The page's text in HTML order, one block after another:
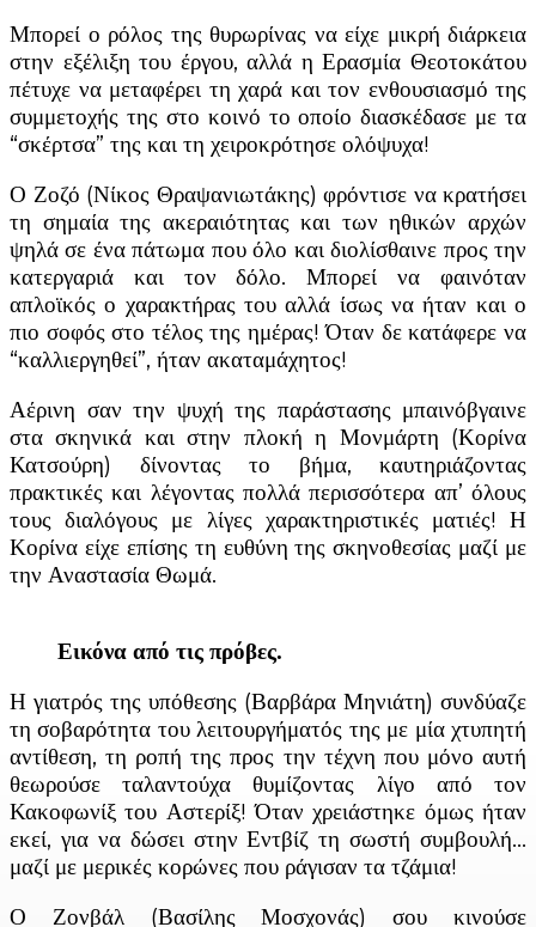
Μπορεί ο ρόλος της θυρωρίνας να είχε μικρή διάρκεια
στην εξέλιξη του έργου, αλλά η Ερασμία Θεοτοκάτου
πέτυχε να μεταφέρει τη χαρά και τον ενθουσιασμό της
συμμετοχής της στο κοινό το οποίο διασκέδασε με τα
“σκέρτσα” της και τη χειροκρότησε ολόψυχα!
Ο Ζοζό (Νίκος Θραψανιωτάκης) φρόντισε να κρατήσει
τη σημαία της ακεραιότητας και των ηθικών αρχών
ψηλά σε ένα πάτωμα που όλο και διολίσθαινε προς την
κατεργαριά και τον δόλο. Μπορεί να φαινόταν
απλοϊκός ο χαρακτήρας του αλλά ίσως να ήταν και ο
πιο σοφός στο τέλος της ημέρας! Όταν δε κατάφερε να
“καλλιεργηθεί”, ήταν ακαταμάχητος!
Αέρινη σαν την ψυχή της παράστασης μπαινόβγαινε
στα σκηνικά και στην πλοκή η Μονμάρτη (Κορίνα
Κατσούρη) δίνοντας το βήμα, καυτηριάζοντας
πρακτικές και λέγοντας πολλά περισσότερα απ’ όλους
τους διαλόγους με λίγες χαρακτηριστικές ματιές! Η
Κορίνα είχε επίσης τη ευθύνη της σκηνοθεσίας μαζί με
την Αναστασία Θωμά.
Εικόνα από τις πρόβες.
Η γιατρός της υπόθεσης (Βαρβάρα Μηνιάτη) συνδύαζε
τη σοβαρότητα του λειτουργήματός της με μία χτυπητή
αντίθεση, τη ροπή της προς την τέχνη που μόνο αυτή
θεωρούσε ταλαντούχα θυμίζοντας λίγο από τον
Κακοφωνίξ του Αστερίξ! Όταν χρειάστηκε όμως ήταν
εκεί, για να δώσει στην Εντβίζ τη σωστή συμβουλή…
μαζί με μερικές κορώνες που ράγισαν τα τζάμια!
Ο Ζονβάλ (Βασίλης Μοσχονάς) σου κινούσε